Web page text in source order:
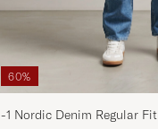
60%
-1 Nordic Denim Regular